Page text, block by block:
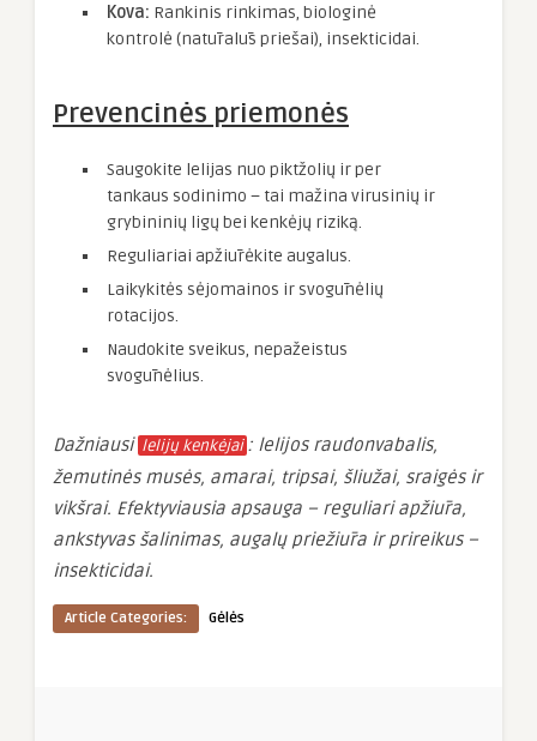
Kova: Rankinis rinkimas, biologinė
kontrolė (natūralūs priešai), insekticidai.
Prevencinės priemonės
Saugokite lelijas nuo piktžolių ir per
tankaus sodinimo – tai mažina virusinių ir
grybininių ligų bei kenkėjų riziką.
Reguliariai apžiūrėkite augalus.
Laikykitės sėjomainos ir svogūnėlių
rotacijos.
Naudokite sveikus, nepažeistus
svogūnėlius.
Dažniausi lelijų kenkėjai : lelijos raudonvabalis,
žemutinės musės, amarai, tripsai, šliužai, sraigės ir
vikšrai. Efektyviausia apsauga – reguliari apžiūra,
ankstyvas šalinimas, augalų priežiūra ir prireikus –
insekticidai.
Article Categories: Gėlės